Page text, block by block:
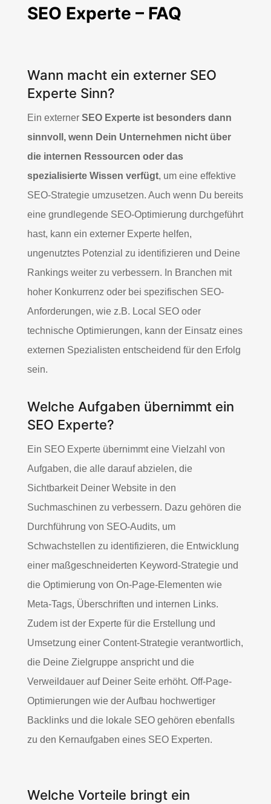
SEO Experte – FAQ
Wann macht ein externer SEO
Experte Sinn?
Ein externer SEO Experte ist besonders dann
sinnvoll, wenn Dein Unternehmen nicht über
die internen Ressourcen oder das
spezialisierte Wissen verfügt, um eine effektive
SEO-Strategie umzusetzen. Auch wenn Du bereits
eine grundlegende SEO-Optimierung durchgeführt
hast, kann ein externer Experte helfen,
ungenutztes Potenzial zu identifizieren und Deine
Rankings weiter zu verbessern. In Branchen mit
hoher Konkurrenz oder bei spezifischen SEO-
Anforderungen, wie z.B. Local SEO oder
technische Optimierungen, kann der Einsatz eines
externen Spezialisten entscheidend für den Erfolg
sein.
Welche Aufgaben übernimmt ein
SEO Experte?
Ein SEO Experte übernimmt eine Vielzahl von
Aufgaben, die alle darauf abzielen, die
Sichtbarkeit Deiner Website in den
Suchmaschinen zu verbessern. Dazu gehören die
Durchführung von SEO-Audits, um
Schwachstellen zu identifizieren, die Entwicklung
einer maßgeschneiderten Keyword-Strategie und
die Optimierung von On-Page-Elementen wie
Meta-Tags, Überschriften und internen Links.
Zudem ist der Experte für die Erstellung und
Umsetzung einer Content-Strategie verantwortlich,
die Deine Zielgruppe anspricht und die
Verweildauer auf Deiner Seite erhöht. Off-Page-
Optimierungen wie der Aufbau hochwertiger
Backlinks und die lokale SEO gehören ebenfalls
zu den Kernaufgaben eines SEO Experten.
Welche Vorteile bringt ein